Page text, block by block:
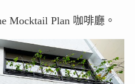
Mocktail Plan 咖啡廳。